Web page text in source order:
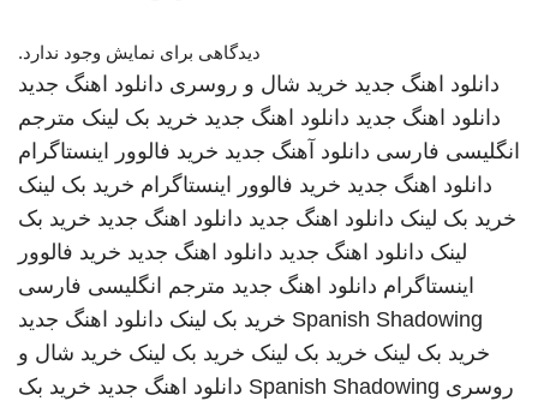
دیدگاهی برای نمایش وجود ندارد.
دانلود اهنگ جدید خرید شال و روسری دانلود اهنگ جدید
دانلود اهنگ جدید دانلود اهنگ جدید خرید بک لینک مترجم
انگلیسی فارسی دانلود آهنگ جدید خرید فالوور اینستاگرام
دانلود اهنگ جدید خرید فالوور اینستاگرام خرید بک لینک
خرید بک لینک دانلود اهنگ جدید دانلود اهنگ جدید خرید بک
لینک دانلود اهنگ جدید دانلود اهنگ جدید خرید فالوور
اینستاگرام دانلود اهنگ جدید مترجم انگلیسی فارسی
Spanish Shadowing خرید بک لینک دانلود اهنگ جدید
خرید بک لینک خرید بک لینک خرید بک لینک خرید شال و
روسری Spanish Shadowing دانلود اهنگ جدید خرید بک